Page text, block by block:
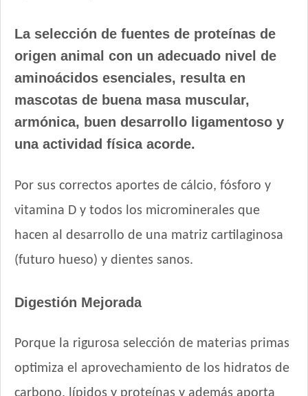
Old Prince Proteínas Noveles Gato Adulto Cordero y Arroz
Integral
Old Prince Proteínas Noveles Gato Adulto Esterilizado Cordero
One Gato Adulto Pollo y Salmón
Pachá Gato Sabor Pescado
Pampa Gato Adulto
Pro Plan Gato Adulto
Pro Plan Gato Adulto Esterilizado con Carne de Salmón
Pro Plan Gato Adulto Piel & Estómago Sensible
Pro Plan Gato Adulto Urinary
Pro Plan Veterinary Diets Gato Adulto Renal Etapa Avanzada
Pro Plan Veterinary Diets Gato Adulto con Sobrepeso
Profesional Vet Premium Gato Adulto
La selección de fuentes de proteínas de
origen animal con un adecuado nivel de
aminoácidos esenciales, resulta en
mascotas de buena masa muscular,
armónica, buen desarrollo ligamentoso y
una actividad física acorde.
Por sus correctos aportes de cálcio, fósforo y
vitamina D y todos los microminerales que
hacen al desarrollo de una matriz cartilaginosa
(futuro hueso) y dientes sanos.
Digestión Mejorada
Porque la rigurosa selección de materias primas
optimiza el aprovechamiento de los hidratos de